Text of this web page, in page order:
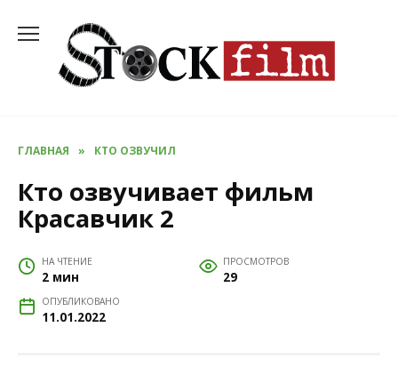
содержанию
ГЛАВНАЯ » КТО ОЗВУЧИЛ
Кто озвучивает фильм
Красавчик 2
НА ЧТЕНИЕ
2 мин
ПРОСМОТРОВ
29
ОПУБЛИКОВАНО
11.01.2022